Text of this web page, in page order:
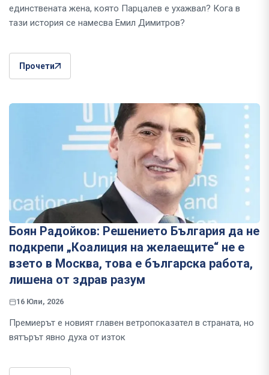
единствената жена, която Парцалев е ухажвал? Кога в
тази история се намесва Емил Димитров?
Прочети
Боян Радойков: Решението България да не
подкрепи „Коалиция на желаещите“ не е
взето в Москва, това е българска работа,
лишена от здрав разум
16 Юли, 2026
Премиерът е новият главен ветропоказател в страната, но
вятърът явно духа от изток